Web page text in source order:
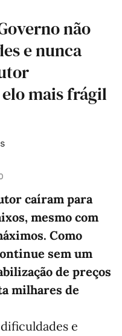
não
e nunca
mais frágil
caíram para
mesmo com
Como
sem um
de preços
milhares de
e